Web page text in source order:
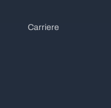
Carriere